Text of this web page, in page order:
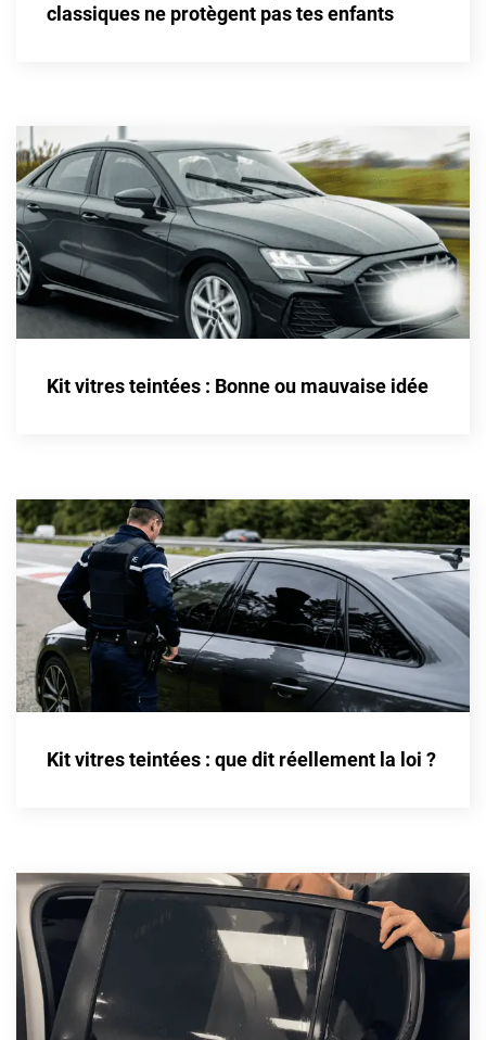
Chrysler
Dacia
Daewoo
Daihatsu
Dodge
Dongfeng
Fiat
Fisker
Ford
Foton
Gac
Grecav
Gwm
Holden
classiques ne protègent pas tes enfants
Kit vitres teintées : Bonne ou mauvaise idée
Kit vitres teintées : que dit réellement la loi ?